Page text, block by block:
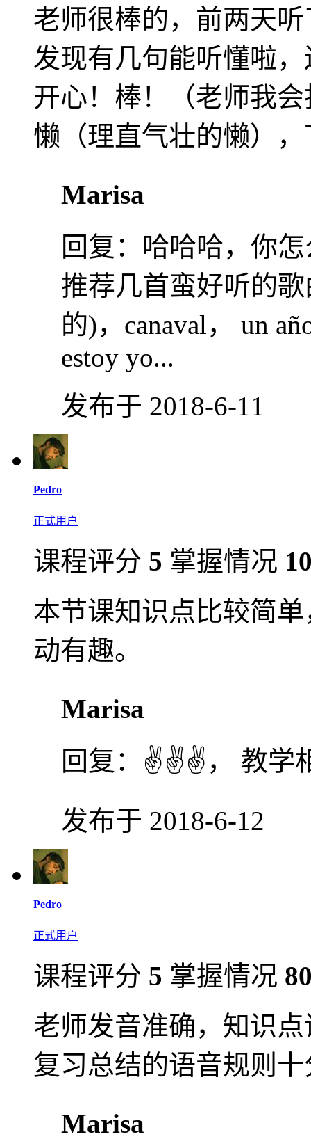
老师很棒的，前两天
发现有几句能听懂啦
开心！棒！（老师我
懒（理直气壮的懒）
Marisa
回复： 哈哈哈，你
推荐几首蛮好听的歌
的)，canaval， un
estoy yo...
发布于 2018-6-11
Pedro
正式用户
课程评分 5 掌握情况
本节课知识点比较简
动有趣。
Marisa
回复： ✌✌✌， 教学
发布于 2018-6-12
Pedro
正式用户
课程评分 5 掌握情况
老师发音准确，知识
复习总结的语音规则
Marisa